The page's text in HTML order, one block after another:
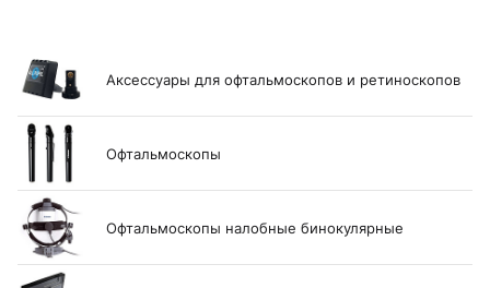
Аксессуары для офтальмоскопов и ретиноскопов
Офтальмоскопы
Офтальмоскопы налобные бинокулярные
политикой конфиденциальности